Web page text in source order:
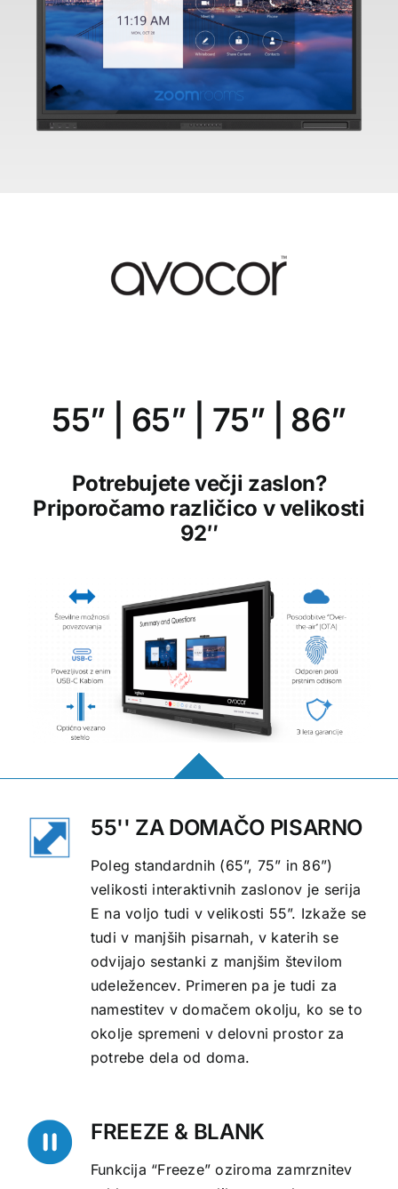
55” 65” 75” 86”
Potrebujete večji zaslon?
Priporočamo različico v velikosti
92″
55'' ZA DOMAČO PISARNO
Poleg standardnih (65”, 75” in 86”)
velikosti interaktivnih zaslonov je serija
E na voljo tudi v velikosti 55”. Izkaže se
tudi v manjših pisarnah, v katerih se
odvijajo sestanki z manjšim številom
udeležencev. Primeren pa je tudi za
namestitev v domačem okolju, ko se to
okolje spremeni v delovni prostor za
potrebe dela od doma.
FREEZE & BLANK
Funkcija “Freeze” oziroma zamrznitev